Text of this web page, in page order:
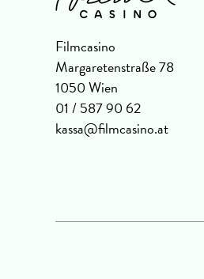
Filmcasino
Margaretenstraße 78
1050 Wien
01 / 587 90 62
kassa@filmcasino.at